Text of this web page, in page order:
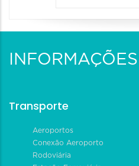
Transporte
Aeroportos
Conexão Aeroporto
Rodoviária